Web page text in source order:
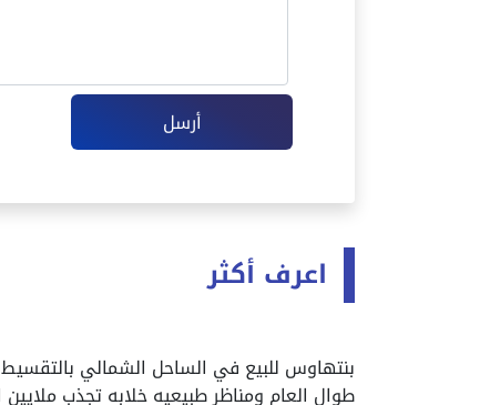
أرسل
اعرف أكثر
بنتهاوس للبيع في الساحل الشمالي بالتقسيط Penthouses For Sale In North